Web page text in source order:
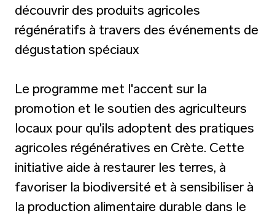
découvrir des produits agricoles
régénératifs à travers des événements de
dégustation spéciaux
Le programme met l'accent sur la
promotion et le soutien des agriculteurs
locaux pour qu'ils adoptent des pratiques
agricoles régénératives en Crète. Cette
initiative aide à restaurer les terres, à
favoriser la biodiversité et à sensibiliser à
la production alimentaire durable dans le